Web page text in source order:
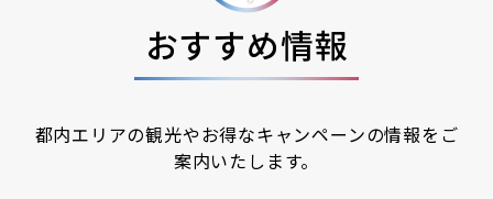
おすすめ情報
都内エリアの観光やお得なキャンペーンの情報をご
案内いたします。